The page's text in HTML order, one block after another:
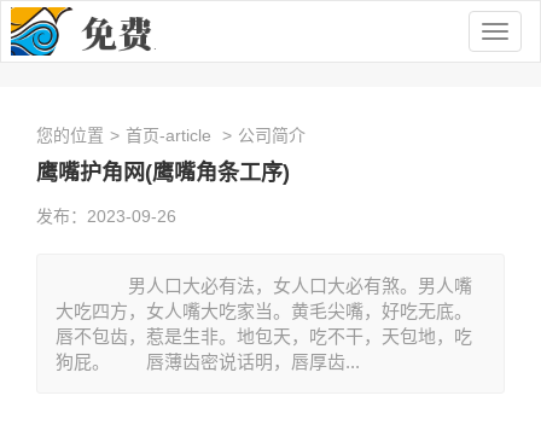
您的位置 > 首页-article > 公司简介
鹰嘴护角网(鹰嘴角条工序)
发布：2023-09-26
男人口大必有法，女人口大必有煞。男人嘴
大吃四方，女人嘴大吃家当。黄毛尖嘴，好吃无底。
唇不包齿，惹是生非。地包天，吃不干，天包地，吃
狗屁。 唇薄齿密说话明，唇厚齿...